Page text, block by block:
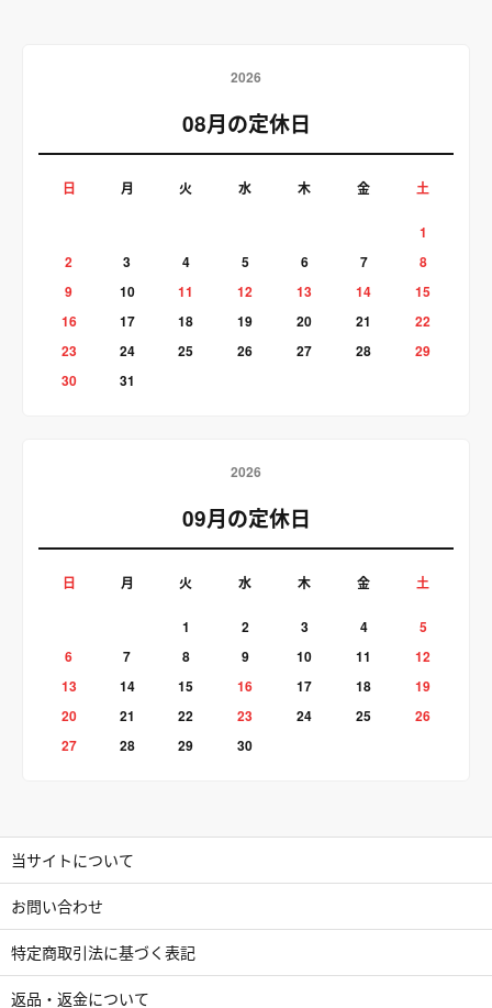
2026
08月の定休日
日 月 火 水 木 金 土
1
2
3 4 5 6 7
8
9
10 11 12 13 14
15
16
17 18 19 20 21
22
23
24 25 26 27 28
29
30
31
2026
09月の定休日
日 月 火 水 木 金 土
1 2 3 4
5
6
7 8 9 10 11
12
13
14 15 16 17 18
19
20
21 22 23 24 25
26
27
28 29 30
当サイトについて
お問い合わせ
特定商取引法に基づく表記
返品・返金について